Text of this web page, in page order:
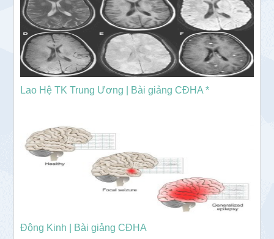
Lao Hệ TK Trung Ương | Bài giảng CĐHA *
Động Kinh | Bài giảng CĐHA